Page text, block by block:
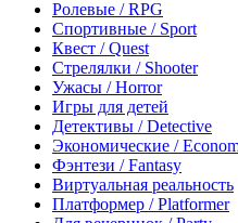
Ролевые / RPG
Спортивные / Sport
Квест / Quest
Стрелялки / Shooter
Ужасы / Horror
Игры для детей
Детективы / Detective
Экономические /
Фэнтези / Fantasy
Виртуальная реальность
Платформер / Platformer